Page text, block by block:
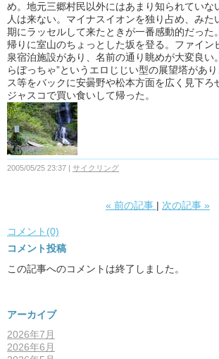
め。地元三郷村民以外にはあまり知られていな
人は来ない。マイナスイオンを独り占め、みた
期にラッセルして来たときが一番感動的だった。
帰りに室山のちょっとした坂を登る。ファイン
泉宿泊施設があり、名前の通り眺めが大変良い
らぼっちゃ”というエロじじい型の展望塔があ
ス等をバックに安曇野や松本方面を広く見下ろ
ジャスコで買い食いして帰った。
2005/05/25 23:37 サイクリング
« 前の記事 次の記事 »
コメント(0)
コメント投稿
この記事へのコメントは終了しました。
アーカイブ
2026年7月
2026年6月